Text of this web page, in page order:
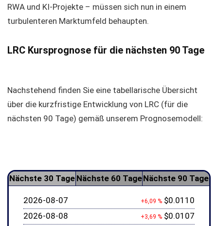
RWA und KI-Projekte – müssen sich nun in einem
turbulenteren Marktumfeld behaupten.
LRC Kursprognose für die nächsten 90 Tage
Nachstehend finden Sie eine tabellarische Übersicht
über die kurzfristige Entwicklung von LRC (für die
nächsten 90 Tage) gemäß unserem Prognosemodell:
Nächste 30 Tage Nächste 60 TageNächste 90 Tage
2026-08-07 +6,09 % $0.0110
2026-08-08
+3,69 % $0.0107